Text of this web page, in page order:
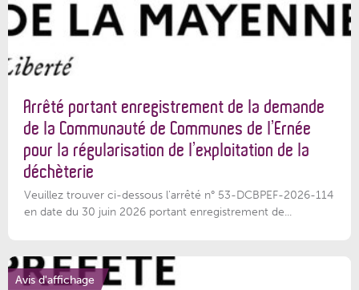
Arrêté portant enregistrement de la demande
de la Communauté de Communes de l’Ernée
pour la régularisation de l’exploitation de la
déchèterie
Veuillez trouver ci-dessous l'arrêté n° 53-DCBPEF-2026-114
en date du 30 juin 2026 portant enregistrement de...
Avis d'affichage